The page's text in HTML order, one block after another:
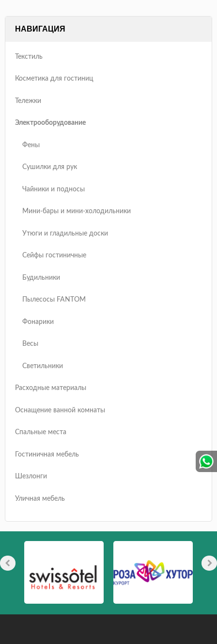
НАВИГАЦИЯ
Текстиль
Косметика для гостиниц
Тележки
Электрооборудование
Фены
Сушилки для рук
Чайники и подносы
Мини-бары и мини-холодильники
Утюги и гладильные доски
Сейфы гостиничные
Будильники
Пылесосы FANTOM
Фонарики
Весы
Светильники
Расходные материалы
Оснащение ванной комнаты
Спальные места
Гостиничная мебель
Шезлонги
Уличная мебель